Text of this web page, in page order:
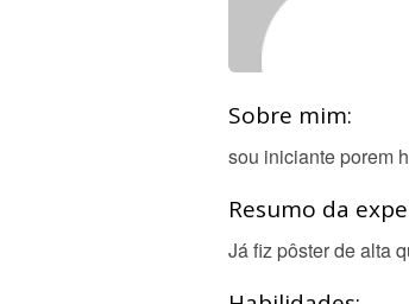
Sobre mim:
sou iniciante porem
Resumo da
Já fiz pôster de alta